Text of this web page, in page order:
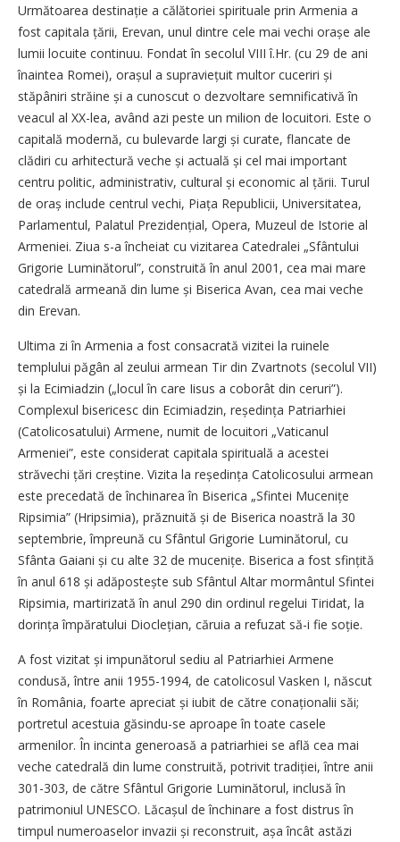
Următoarea destinație a călătoriei spirituale prin Armenia a
fost capitala țării, Erevan, unul dintre cele mai vechi orașe ale
lumii locuite continuu. Fondat în secolul VIII î.Hr. (cu 29 de ani
înaintea Romei), orașul a supra­viețuit multor cuceriri și
stăpâniri străine și a cunoscut o dezvoltare semnificativă în
veacul al XX-lea, având azi peste un milion de locuitori. Este o
capitală modernă, cu bulevarde largi și curate, flancate de
clădiri cu arhitectură veche și actuală și cel mai important
centru politic, administrativ, cultural și economic al țării. Turul
de oraș include centrul vechi, Piața Republicii, Universitatea,
Parlamentul, Palatul Prezidențial, Opera, Muzeul de Istorie al
Armeniei. Ziua s-a încheiat cu vizitarea Catedralei „Sfântului
Grigorie Luminătorul”, construită în anul 2001, cea mai mare
catedrală armeană din lume și Biserica Avan, cea mai veche
din Erevan.
Ultima zi în Armenia a fost consacrată vizitei la ruinele
templului păgân al zeului armean Tir din Zvartnots (secolul VII)
și la Ecimiadzin („locul în care Iisus a coborât din ceruri”).
Complexul bisericesc din Ecimiadzin, re­ședința Patriarhiei
(Catolicosatului) Armene, numit de locuitori „Vaticanul
Armeniei”, este considerat capitala spirituală a acestei
străvechi țări creștine. Vizita la reședința Catolicosului armean
este precedată de închinarea în Biserica „Sfintei Muce­nițe
Ripsimia” (Hripsimia), prăznuită și de Biserica noastră la 30
septembrie, împreună cu Sfântul Grigorie Luminătorul, cu
Sfânta Gaiani și cu alte 32 de mucenițe. Biserica a fost sfințită
în anul 618 și adăpostește sub Sfântul Altar mormântul Sfintei
Ripsimia, martirizată în anul 290 din ordinul regelui Tiridat, la
dorința împăratului Dio­clețian, căruia a refuzat să-i fie soție.
A fost vizitat și impunătorul sediu al Patriarhiei Armene
condusă, între anii 1955-1994, de catolicosul Vasken I, născut
în România, foarte apreciat și iubit de către conaționalii săi;
portretul acestuia găsindu-se aproape în toate casele
armenilor. În incinta generoasă a patriarhiei se află cea mai
veche catedrală din lume construită, potrivit tradiției, între anii
301-303, de către Sfântul Grigorie Luminătorul, inclusă în
patrimoniul UNESCO. Lăcașul de închinare a fost distrus în
timpul numeroaselor invazii și reconstruit, așa încât astăzi